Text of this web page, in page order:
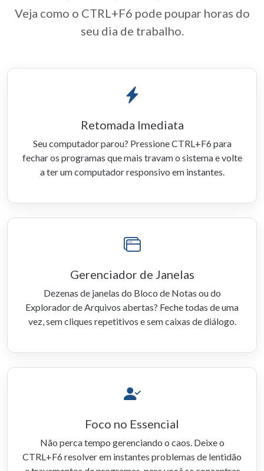
Veja como o CTRL+F6 pode poupar horas do
seu dia de trabalho.
Retomada Imediata
Seu computador parou? Pressione CTRL+F6 para
fechar os programas que mais travam o sistema e volte
a ter um computador responsivo em instantes.
Gerenciador de Janelas
Dezenas de janelas do Bloco de Notas ou do
Explorador de Arquivos abertas? Feche todas de uma
vez, sem cliques repetitivos e sem caixas de diálogo.
Foco no Essencial
Não perca tempo gerenciando o caos. Deixe o
CTRL+F6 resolver em instantes problemas de lentidão